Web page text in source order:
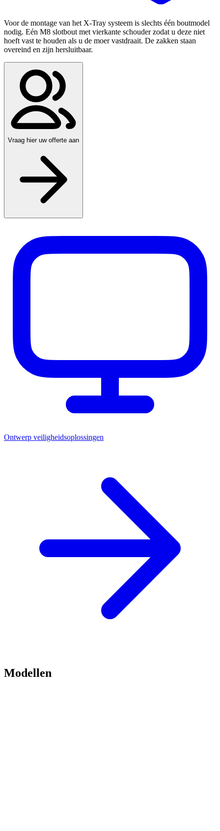
Voor de montage van het X-Tray systeem is slechts één boutmodel
nodig. Eén M8 slotbout met vierkante schouder zodat u deze niet
hoeft vast te houden als u de moer vastdraait. De zakken staan
overeind en zijn hersluitbaar.
Vraag hier uw offerte aan
Ontwerp veiligheidsoplossingen
Modellen